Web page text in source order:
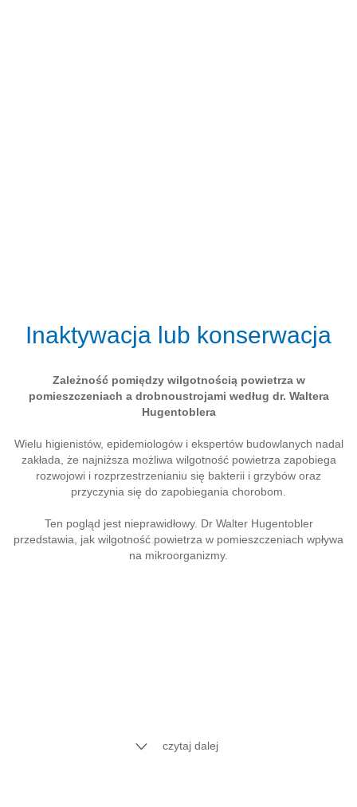
Inaktywacja lub konserwacja
Zależność pomiędzy wilgotnością powietrza w
pomieszczeniach a drobnoustrojami według dr. Waltera
Hugentoblera
Wielu higienistów, epidemiologów i ekspertów budowlanych nadal
zakłada, że najniższa możliwa wilgotność powietrza zapobiega
rozwojowi i rozprzestrzenianiu się bakterii i grzybów oraz
przyczynia się do zapobiegania chorobom.
Ten pogląd jest nieprawidłowy. Dr Walter Hugentobler
przedstawia, jak wilgotność powietrza w pomieszczeniach wpływa
na mikroorganizmy.
czytaj dalej